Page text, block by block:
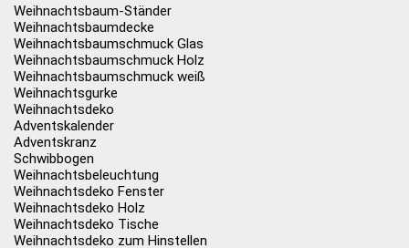
Weihnachtsbaum-Ständer
Weihnachtsbaumdecke
Weihnachtsbaumschmuck Glas
Weihnachtsbaumschmuck Holz
Weihnachtsbaumschmuck weiß
Weihnachtsgurke
Weihnachtsdeko
Adventskalender
Adventskranz
Schwibbogen
Weihnachtsbeleuchtung
Weihnachtsdeko Fenster
Weihnachtsdeko Holz
Weihnachtsdeko Tische
Weihnachtsdeko zum Hinstellen